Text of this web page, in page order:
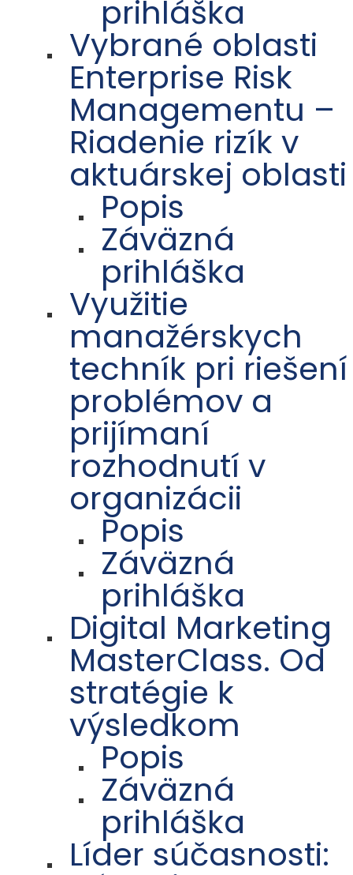
prihláška
Vybrané oblasti
Enterprise Risk
Managementu –
Riadenie rizík v
aktuárskej oblasti
Popis
Záväzná
prihláška
Využitie
manažérskych
techník pri riešení
problémov a
prijímaní
rozhodnutí v
organizácii
Popis
Záväzná
prihláška
Digital Marketing
MasterClass. Od
stratégie k
výsledkom
Popis
Záväzná
prihláška
Líder súčasnosti: